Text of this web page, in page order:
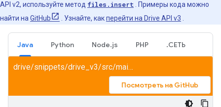
API v2, используйте метод files.insert . Примеры кода можно
найти на GitHub . Узнайте, какперейти на Drive API v3
Java Python Node.js PHP .СЕТЬ
drive/snippets/drive_v3/src/main/java/UploadToFolder.java
Посмотреть на GitHub